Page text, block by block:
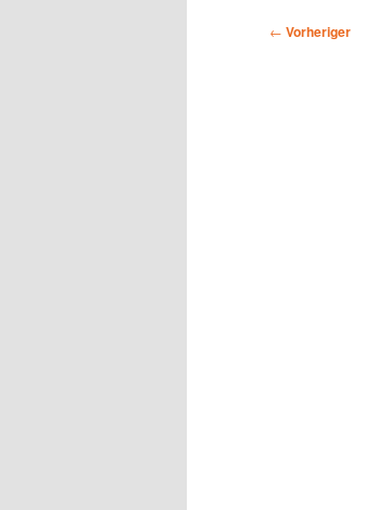
Beitragsnavigation
← Vorheriger